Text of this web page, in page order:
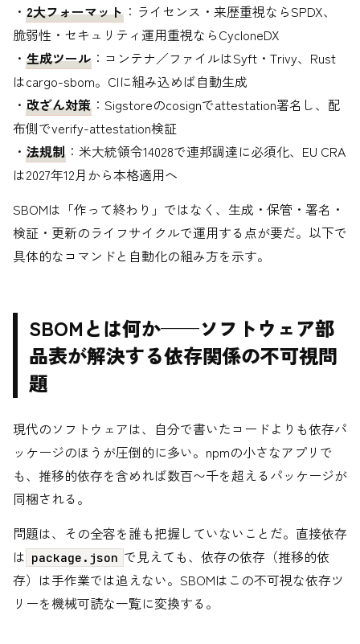
・ 2大フォーマット ：ライセンス・来歴重視ならSPDX、
脆弱性・セキュリティ運用重視ならCycloneDX
・ 生成ツール ：コンテナ／ファイルはSyft・Trivy、Rust
はcargo-sbom。CIに組み込めば自動生成
・ 改ざん対策 ：Sigstoreのcosignでattestation署名し、配
布側でverify-attestation検証
・ 法規制 ：米大統領令14028で連邦調達に必須化、EU CRA
は2027年12月から本格適用へ
SBOMは「作って終わり」ではなく、生成・保管・署名・
検証・更新のライフサイクルで運用する点が要だ。以下で
具体的なコマンドと自動化の組み方を示す。
SBOMとは何か——ソフトウェア部
品表が解決する依存関係の不可視問
題
現代のソフトウェアは、自分で書いたコードよりも依存パ
ッケージのほうが圧倒的に多い。npmの小さなアプリで
も、推移的依存を含めれば数百〜千を超えるパッケージが
同梱される。
問題は、その全容を誰も把握していないことだ。直接依存
は package.json で見えても、依存の依存（推移的依
存）は手作業では追えない。SBOMはこの不可視な依存ツ
リーを機械可読な一覧に変換する。